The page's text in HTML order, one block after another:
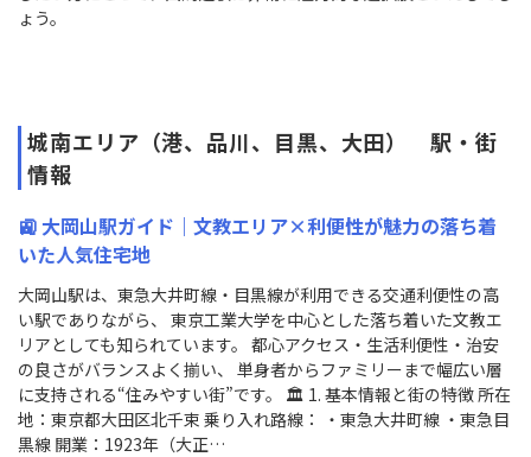
ょう。
城南エリア（港、品川、目黒、大田） 駅・街
情報
🚉 大岡山駅ガイド｜文教エリア×利便性が魅力の落ち着
いた人気住宅地
大岡山駅は、東急大井町線・目黒線が利用できる交通利便性の高
い駅でありながら、 東京工業大学を中心とした落ち着いた文教エ
リアとしても知られています。 都心アクセス・生活利便性・治安
の良さがバランスよく揃い、 単身者からファミリーまで幅広い層
に支持される“住みやすい街”です。 🏛 1. 基本情報と街の特徴 所在
地：東京都大田区北千束 乗り入れ路線： ・東急大井町線 ・東急目
黒線 開業：1923年（大正…